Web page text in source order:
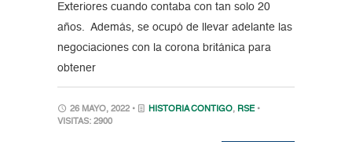
Exteriores cuando contaba con tan solo 20
años. Además, se ocupó de llevar adelante las
negociaciones con la corona británica para
obtener
26 MAYO, 2022 • HISTORIA CONTIGO, RSE •
VISITAS: 2900